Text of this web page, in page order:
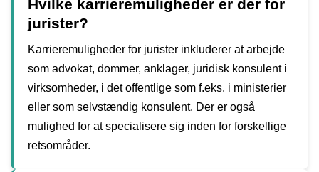
Hvilke karrieremuligheder er der for
jurister?
Karrieremuligheder for jurister inkluderer at arbejde
som advokat, dommer, anklager, juridisk konsulent i
virksomheder, i det offentlige som f.eks. i ministerier
eller som selvstændig konsulent. Der er også
mulighed for at specialisere sig inden for forskellige
retsområder.